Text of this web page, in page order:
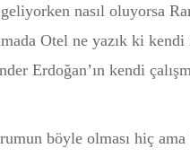
nasıl oluyorsa
Otel ne yazık ki
Erdoğan’ın kendi
böyle olması hiç